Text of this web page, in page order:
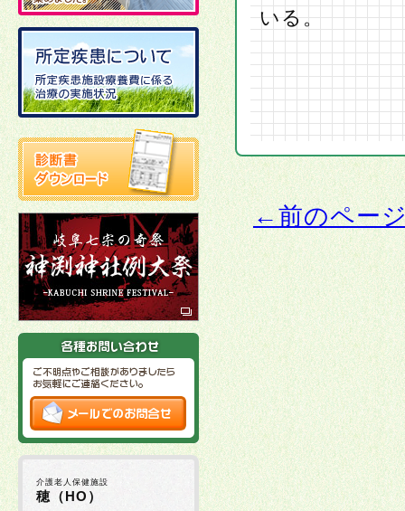
いる。
←前のペー
介護老人保健施設
穂（HO）